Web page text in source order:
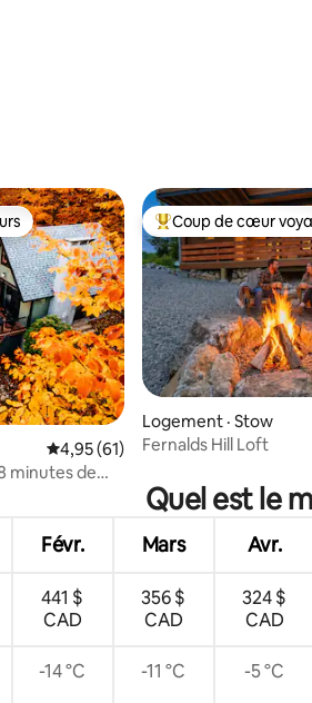
les plus aimés
Note moyenne de 4,95 sur 5, 61
4,95 (61)
minutes de
Coup de cœur
Coup de cœur
Logement · Stow
Fernalds Hill Loft
Quel est le
Févr. Mars Avr.
441 $
CAD
356 $
CAD
324 $
CAD
-14 °C -11 °C -5 °C